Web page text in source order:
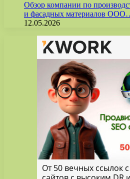
Обзор компании по
и фасадных материалов
12.05.2026